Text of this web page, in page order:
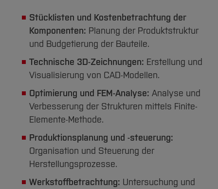
Stücklisten und Kostenbetrachtung der
Komponenten: Planung der Produktstruktur
und Budgetierung der Bauteile.
Technische 3D-Zeichnungen: Erstellung und
Visualisierung von CAD-Modellen.
Optimierung und FEM-Analyse: Analyse und
Verbesserung der Strukturen mittels Finite-
Elemente-Methode.
Produktionsplanung und -steuerung:
Organisation und Steuerung der
Herstellungsprozesse.
Werkstoffbetrachtung: Untersuchung und